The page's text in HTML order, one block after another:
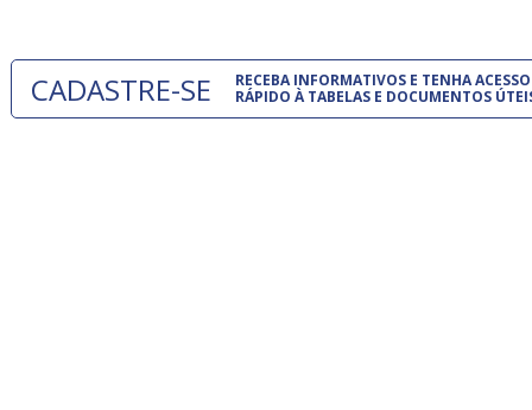
CADASTRE-SE
RECEBA INFORMATIVOS E TENHA ACESSO
RÁPIDO À TABELAS E DOCUMENTOS